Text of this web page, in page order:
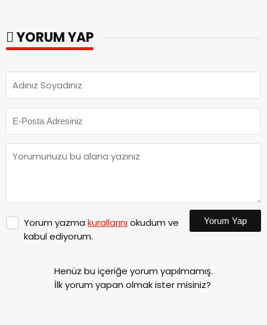
YORUM YAP
Yorum yazma kurallarınıokudum ve
kabul ediyorum.
Yorum Yap
Henüz bu içeriğe yorum yapılmamış.
İlk yorum yapan olmak ister misiniz?